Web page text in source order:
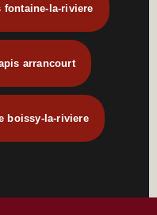
fontaine-la-riviere
arrancourt
boissy-la-riviere